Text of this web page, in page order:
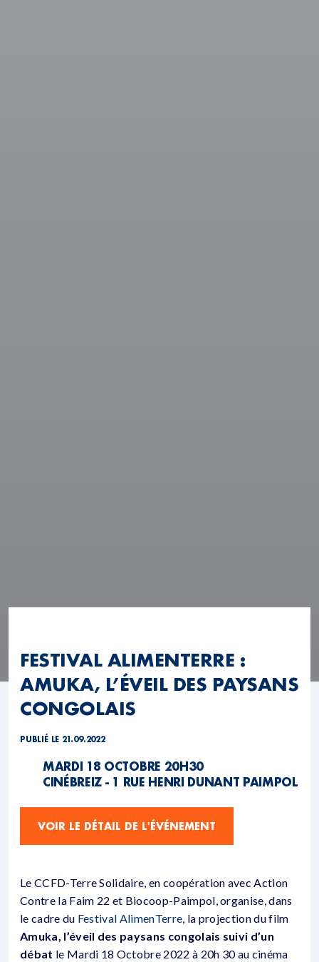
FESTIVAL ALIMENTERRE :
AMUKA, L’ÉVEIL DES PAYSANS
CONGOLAIS
PUBLIÉ LE 21.09.2022
MARDI 18 OCTOBRE 20H30
CINÉBREIZ - 1 RUE HENRI DUNANT PAIMPOL
VOIR LE DÉTAIL DE L'ÉVÉNEMENT
Le CCFD-Terre Solidaire, en coopération avec Action
Contre la Faim 22 et Biocoop-Paimpol, organise, dans
le cadre du Festival AlimenTerre, la projection du film
Amuka, l’éveil des paysans congolais suivi d’un
débat le Mardi 18 Octobre 2022 à 20h 30 au cinéma